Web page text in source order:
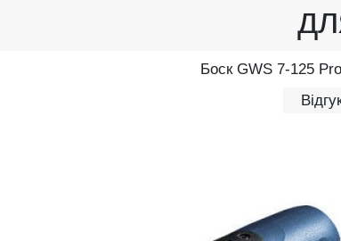
Боск GWS 7-125